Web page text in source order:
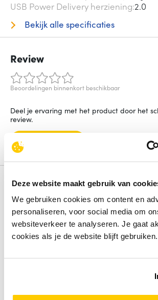
Deze website maakt gebruik van
We gebruiken cookies om content en
personaliseren, voor social media om
websiteverkeer te analyseren. Je gaat
cookies als je de website blijft gebruiken.
USB Power Delivery herziening 2.0
Bekijk alle specificaties
Review
Beoordelingen binnenkort beschikbaar
Deel je ervaring met het product door het
review.
Schrijf een review
Alternatieven
Vergelijk